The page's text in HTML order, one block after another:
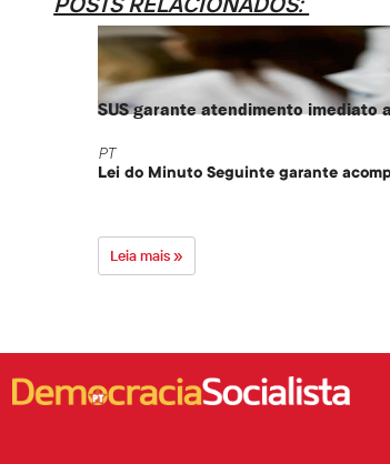
SUS garante atendimento imediato
PT
Lei do Minuto Seguinte garante
Leia mais »